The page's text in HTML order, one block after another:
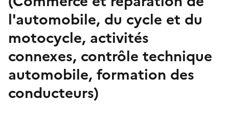
l'automobile, du cycle et du
motocycle, activités
connexes, contrôle technique
automobile, formation des
conducteurs)